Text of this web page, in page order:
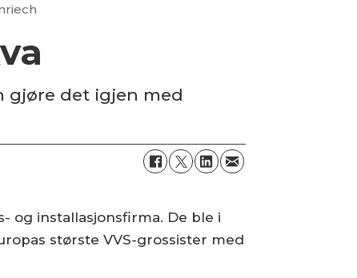
gjøre det igjen med
og installasjonsfirma. De ble i
største VVS-grossister med